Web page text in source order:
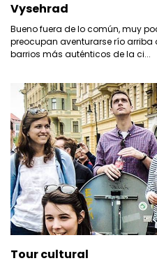
Vysehrad
Bueno fuera de lo común, muy
preocupan aventurarse río arriba
barrios más auténticos de la ci...
Tour cultural